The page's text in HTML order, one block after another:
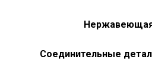
Соединительные